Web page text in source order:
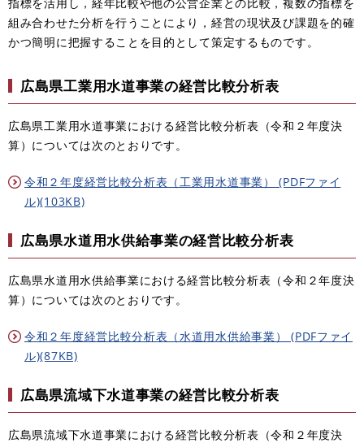
組み合わせた分析を行うことにより，経営の現状及び課題を的確
かつ簡明に把握することを目的として策定するものです。
広島県工業用水道事業の経営比較分析表
広島県工業用水道事業における経営比較分析表（令和２年度決
算）については次のとおりです。
令和２年度経営比較分析表（工業用水道事業） (PDFファイ
ル)(103KB)
広島県水道用水供給事業の経営比較分析表
広島県水道用水供給事業における経営比較分析表（令和２年度決
算）については次のとおりです。
令和２年度経営比較分析表（水道用水供給事業） (PDFファイ
ル)(87KB)
広島県流域下水道事業の経営比較分析表
広島県流域下水道事業における経営比較分析表（令和２年度決